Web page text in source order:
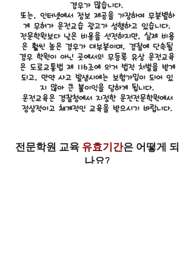
경우가 많습니다.
또는, 인터넷에서 정보 제공을 가장하여 무분별하
게 무허가 운전교습 광고가 성행하고 있습니다.
전문학원보다 낮은 비용을 선전하지만, 실제 비용
은 훨씬 높은 경우가 대부분이며, 경찰에 단속될
경우 학원이 아닌 곳에서의 무등록 유상 운전교육
은 도로교통법 제 116조에 의거 법적 처벌을 받게
되고, 만약 사고 발생시에는 보험가입이 되어 있
지 않아 큰 불이익을 당하게 됩니다.
운전교육은 경찰청에서 지정한 운전전문학원에서
정상적이고 체계적인 교육을 받으시기 바랍니다.
전문학원 교육 유효기간은 어떻게 되
나요?